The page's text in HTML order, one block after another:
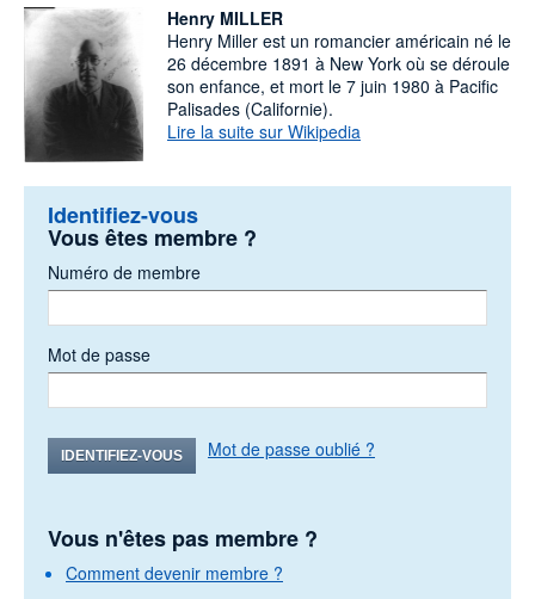
Henry MILLER
Henry Miller est un romancier américain né le
26 décembre 1891 à New York où se déroule
son enfance, et mort le 7 juin 1980 à Pacific
Palisades (Californie).
Lire la suite sur Wikipedia
Identifiez-vous
Vous êtes membre ?
Numéro de membre
Mot de passe
IDENTIFIEZ-VOUS Mot de passe oublié ?
Vous n'êtes pas membre ?
Comment devenir membre ?